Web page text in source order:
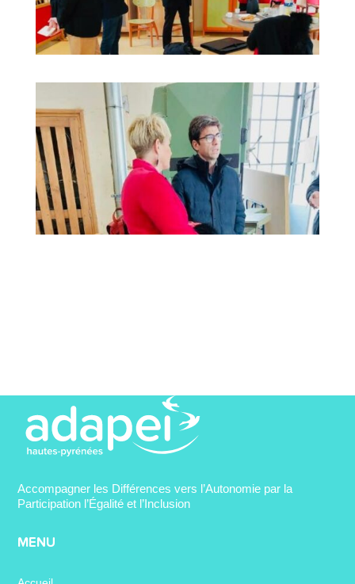
Accompagner les Différences vers l’Autonomie par la
Participation l’Égalité et l’Inclusion
MENU